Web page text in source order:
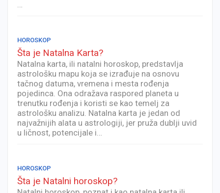
HOROSKOP
Šta je Natalna Karta?
Natalna karta, ili natalni horoskop, predstavlja
astrološku mapu koja se izrađuje na osnovu
tačnog datuma, vremena i mesta rođenja
pojedinca. Ona odražava raspored planeta u
trenutku rođenja i koristi se kao temelj za
astrološku analizu. Natalna karta je jedan od
najvažnijih alata u astrologiji, jer pruža dublji uvid
u ličnost, potencijale i…
HOROSKOP
Šta je Natalni horoskop?